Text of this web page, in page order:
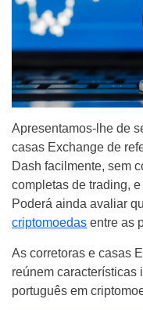
Apresentamos-lhe de
casas Exchange de
Dash facilmente, sem
completas de trading,
Poderá ainda avaliar
criptomoedas entre as
As corretoras e casas
reúnem características
português em